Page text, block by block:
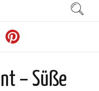
– Süße